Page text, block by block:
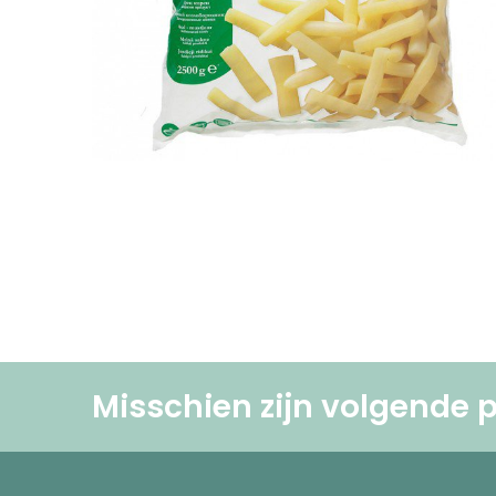
Misschien zijn volgende